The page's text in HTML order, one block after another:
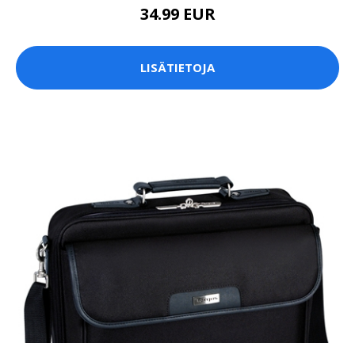
34.99 EUR
LISÄTIETOJA